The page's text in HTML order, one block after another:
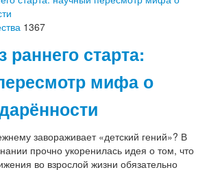
1367
раннего старта:
мифа о
завораживает «детский гений»? В
прочно укоренилась идея о том, что
во взрослой жизни обязательно